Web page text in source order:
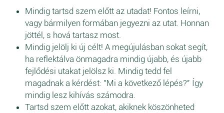
Mindig tartsd szem előtt az utadat! Fontos leírni,
vagy bármilyen formában jegyezni az utat. Honnan
jöttél, s hová tartasz most.
Mindig jelölj ki új célt! A megújulásban sokat segít,
ha reflektálva önmagadra mindig újabb, és újabb
fejlődési utakat jelölsz ki. Mindig tedd fel
magadnak a kérdést: "Mi a következő lépés?" Így
mindig lesz kihívás számodra.
Tartsd szem előtt azokat, akiknek köszönheted